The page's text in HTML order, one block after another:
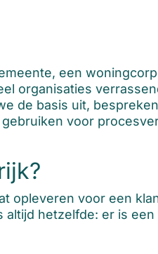
een
organisaties
de basis uit,
voor
opleveren voor een
hetzelfde: er is